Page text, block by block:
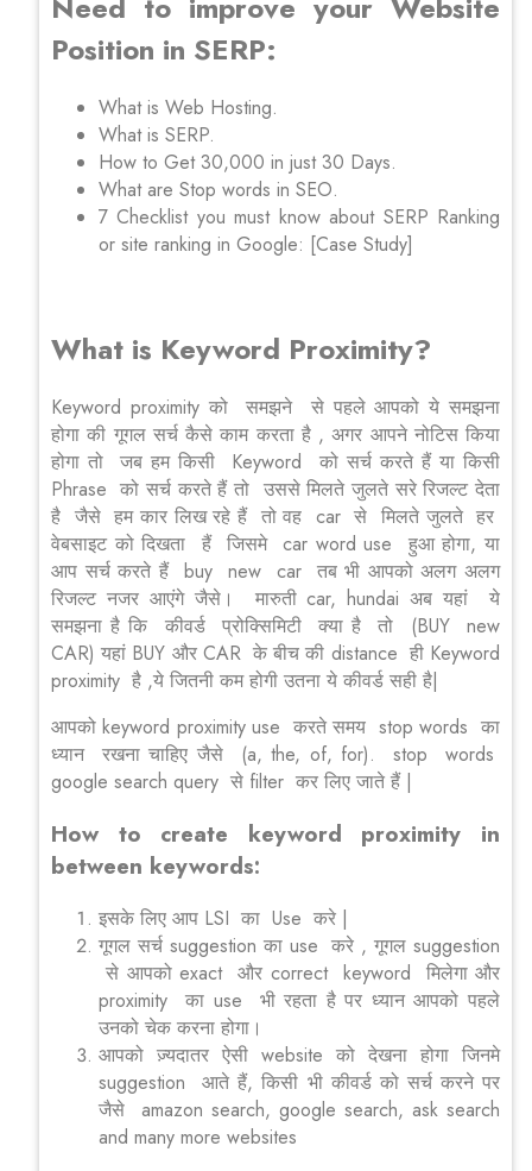
Position in SERP:
What is Web Hosting.
What is SERP.
How to Get 30,000 in just 30 Days.
What are Stop words in SEO.
7 Checklist you must know about SERP Ranking
or site ranking in Google: [Case Study]
What is Keyword Proximity?
Keyword proximity को समझने से पहले आपको ये समझना
होगा की गूगल सर्च कैसे काम करता है , अगर आपने नोटिस किया
होगा तो जब हम किसी Keyword को सर्च करते हैं या किसी
Phrase को सर्च करते हैं तो उससे मिलते जुलते सरे रिजल्ट देता
है जैसे हम कार लिख रहे हैं तो वह car से मिलते जुलते हर
वेबसाइट को दिखता हैं जिसमे car word use हुआ होगा, या
आप सर्च करते हैं buy new car तब भी आपको अलग अलग
रिजल्ट नजर आएंगे जैसे। मारुती car, hundai अब यहां ये
समझना है कि कीवर्ड प्रोक्सिमिटी क्या है तो (BUY new
CAR) यहां BUY और CAR के बीच की distance ही Keyword
proximity है ,ये जितनी कम होगी उतना ये कीवर्ड सही है|
आपको keyword proximity use करते समय stop words का
ध्यान रखना चाहिए जैसे (a, the, of, for). stop words
google search query से filter कर लिए जाते हैं |
How to create keyword proximity in
between keywords:
इसके लिए आप LSI का Use करे |
गूगल सर्च suggestion का use करे , गूगल suggestion
से आपको exact और correct keyword मिलेगा और
proximity का use भी रहता है पर ध्यान आपको पहले
उनको चेक करना होगा।
आपको ज़्यदातर ऐसी website को देखना होगा जिनमे
suggestion आते हैं, किसी भी कीवर्ड को सर्च करने पर
जैसे amazon search, google search, ask search
and many more websites